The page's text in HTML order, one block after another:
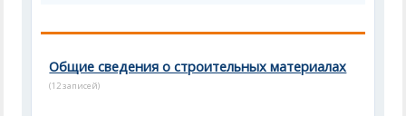
Общие сведения о строительных материалах
(12 записей)